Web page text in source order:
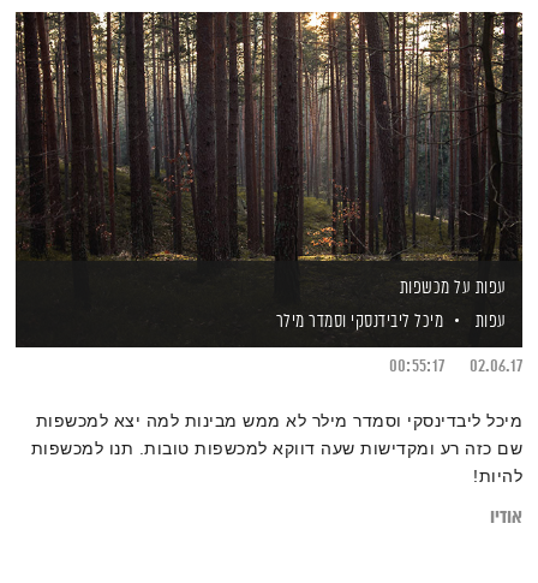
עפות על מכשפות
עפות
מיכל ליבידנסקי וסמדר מילר
02.06.17
00:55:17
מיכל ליבדינסקי וסמדר מילר לא ממש מבינות למה יצא למכשפות
שם כזה רע ומקדישות שעה דווקא למכשפות טובות. תנו למכשפות
להיות!
אודיו